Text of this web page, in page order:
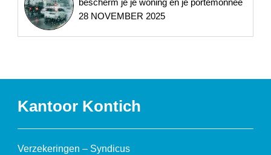
bescherm je je woning én je portemonnee
28 NOVEMBER 2025
Kantoor Kontich
Verzekeringen – Syndicus